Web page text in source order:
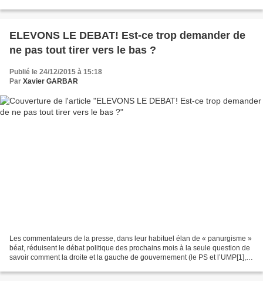
ELEVONS LE DEBAT! Est-ce trop demander de
ne pas tout tirer vers le bas ?
Publié le 24/12/2015 à 15:18
Par Xavier GARBAR
Les commentateurs de la presse, dans leur habituel élan de « panurgisme »
béat, réduisent le débat politique des prochains mois à la seule question de
savoir comment la droite et la gauche de gouvernement (le PS et l’UMP[1],